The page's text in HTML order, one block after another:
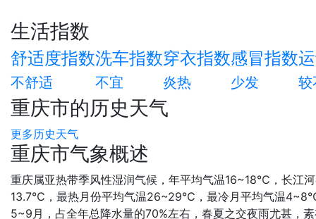
生活指数
舒适度指数
不舒适
洗车指数
不宜
穿衣指数
炎热
感冒指数
少发 较
重庆市的历史天气
更多历史天气
重庆市气象概述
重庆属亚热带季风性湿润气候，年平均气温16~18℃，长江
13.7℃，最热月份平均气温26~29℃，最冷月平均气温4~8℃
5~9月，占全年总降水量的70%左右，春夏之交夜雨尤甚，